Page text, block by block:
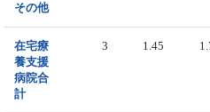
その他
在宅療
養支援
病院合
計
3 1.45